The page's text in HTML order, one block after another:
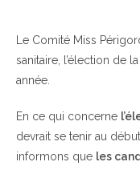
Le Comité Miss
sanitaire, l’élection de
année.
En ce qui concerne
devrait se tenir au
informons que les